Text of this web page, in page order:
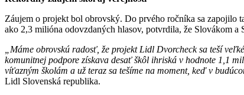
Záujem o projekt bol obrovský. Do prvého ročníka sa zapojilo
ako 2,3 milióna odovzdaných hlasov, potvrdila, že Slovákom a
„Máme obrovskú radosť, že projekt Lidl Dvorcheck sa teší
komunitnej podpore získava desať škôl ihriská v hodnote 1,1
víťazným školám a už teraz sa tešíme na moment, keď v
Lidl Slovenská republika.